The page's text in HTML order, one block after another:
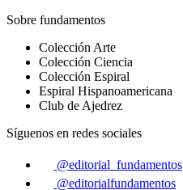
Sobre fundamentos
Colección Arte
Colección Ciencia
Colección Espiral
Espiral Hispanoamericana
Club de Ajedrez
Síguenos en redes sociales
@editorial_fundamentos
@editorialfundamentos